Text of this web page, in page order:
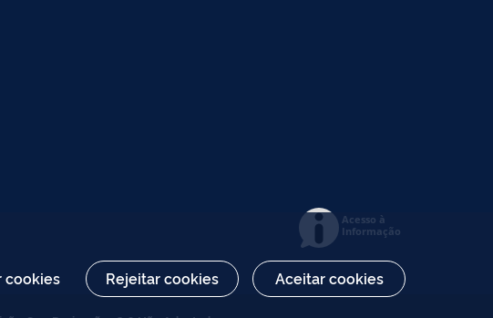
Acesso à
Informação
cookies Rejeitar cookies Aceitar cookies